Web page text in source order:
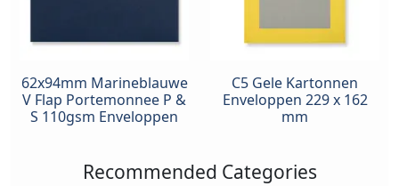
62x94mm Marineblauwe
V Flap Portemonnee P &
S 110gsm Enveloppen
C5 Gele Kartonnen
Enveloppen 229 x 162
mm
Recommended Categories